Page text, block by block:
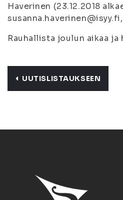
Haverinen (23.12.2018
Rauhallista joulun aikaa ja
UUTISLISTAUKSEEN